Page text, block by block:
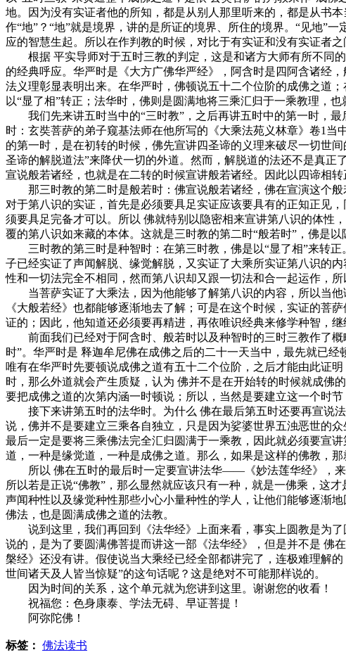
地。因为没有实证者他的所知，都是从别人那里听来的，都是从书
作“地”？“地”就是境界，讲的是所证的境界、所住的境界。“见地”
应的智慧生起。所以在作判教的时候，对比于有实证和没有实证者
根据 平实导师对于五时三教的判定，这是和诸方大师有所不同的
的经典呼应。华严时是《大方广佛华严经》，阿含时是四阿含诸经
法义理彰显表明出来。在华严时，佛顿说五十二个位阶的成佛之道
以“显了相”转正；法华时，佛则是圆满地将三乘汇归于一乘教理，也
我们先来讲五时当中的“三时教”，之后再讲五时中的第一时，最
时：玄奘菩萨的弟子窥基法师在他所写的《大乘法苑义林章》卷1
的第一时，是在初转的时候，佛先宣讲四圣谛的义理来破尽一切世
圣谛的解脱道法”来降伏一切的外道。然而，解脱道的法还不是真
宣说般若诸经，也就是在二转的时候宣讲般若诸经。因此以四谛相
那三时教的第二时是般若时：佛宣说般若诸经，佛在宣演这个般
对于第八识的实证，首先是必须要具足实证应该要具有的正知正见
须要具足完备才可以。所以 佛就特别以隐密相来宣讲第八识的体性
覆的第八识如来藏的本体。这就是三时教的第二时“般若时”，佛是以
三时教的第三时是种智时：在第三时教，佛是以“显了相”来转正
子已经实证了声闻解脱、缘觉解脱，又实证了大乘所实证第八识的
性和一切法完全不相同，然而第八识却又跟一切法和合一起运作，所
当菩萨实证了大乘法，因为他能够了解第八识的内容，所以当他
《大般若经》也都能够逐渐地去了解；可是在这个时候，实证的菩
证的；因此，他知道还必须要再精进，再依唯识经典来修学种智，
前面我们已经对于阿含时、般若时以及种智时的三时三教作了概
时”。华严时是 释迦牟尼佛在成佛之后的二十一天当中，最先就已
唯有在华严时先要顿说成佛之道有五十二个位阶，之后才能由此证
时，那么外道就会产生质疑，认为 佛并不是在开始转的时候就成佛
要把成佛之道的次第内涵一时顿说；所以，当然是要建立这一个时
接下来讲第五时的法华时。为什么 佛在最后第五时还要再宣说
说，佛并不是要建立三乘各自独立，只是因为娑婆世界五浊恶世的
最后一定是要将三乘佛法完全汇归圆满于一乘教，因此就必须要宣
道，一种是缘觉道，一种是成佛之道。那么，如果是这样的佛教，
所以 佛在五时的最后时一定要宣讲法华——《妙法莲华经》，来
所以若是正说“佛教”，那么显然就应该只有一种，就是一佛乘，这
声闻种性以及缘觉种性那些小心小量种性的学人，让他们能够逐渐
佛法，也是圆满成佛之道的法教。
说到这里，我们再回到《法华经》上面来看，事实上圆教是为了
说的，是为了要圆满佛菩提而讲这一部《法华经》，但是并不是 佛
槃经》还没有讲。假使说当大乘经已经全部都讲完了，连极难理解
世间诸天及人皆当惊疑”的这句话呢？这是绝对不可能那样说的。
因为时间的关系，这个单元就为您讲到这里。谢谢您的收看！
祝福您：色身康泰、学法无碍、早证菩提！
阿弥陀佛！
标签： 佛法读书